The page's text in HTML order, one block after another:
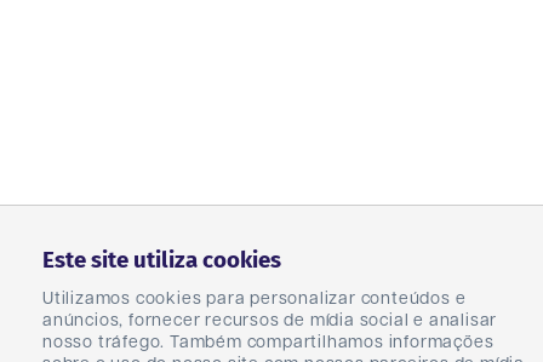
Este site utiliza cookies
Utilizamos cookies para personalizar conteúdos e
anúncios, fornecer recursos de mídia social e analisar
nosso tráfego. Também compartilhamos informações